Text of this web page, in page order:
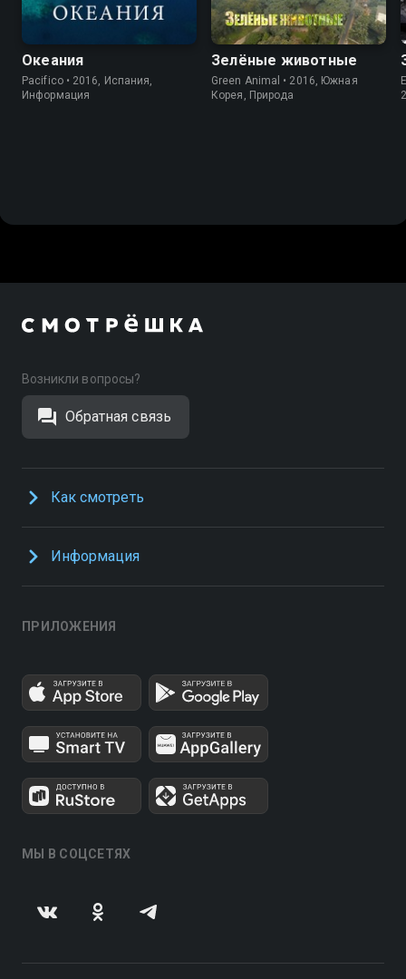
Океания
Pacifico • 2016, Испания,
Информация
Зелёные животные
Green Animal • 2016, Южная
Корея, Природа
Возникли вопросы?
Обратная связь
Как смотреть
Информация
ПРИЛОЖЕНИЯ
МЫ В СОЦСЕТЯХ